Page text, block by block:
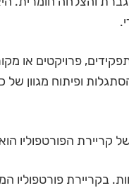
פרויקטים או
ופיתוח מגוון
קריירת הפורטפוליו
בקריירת פורטפוליו